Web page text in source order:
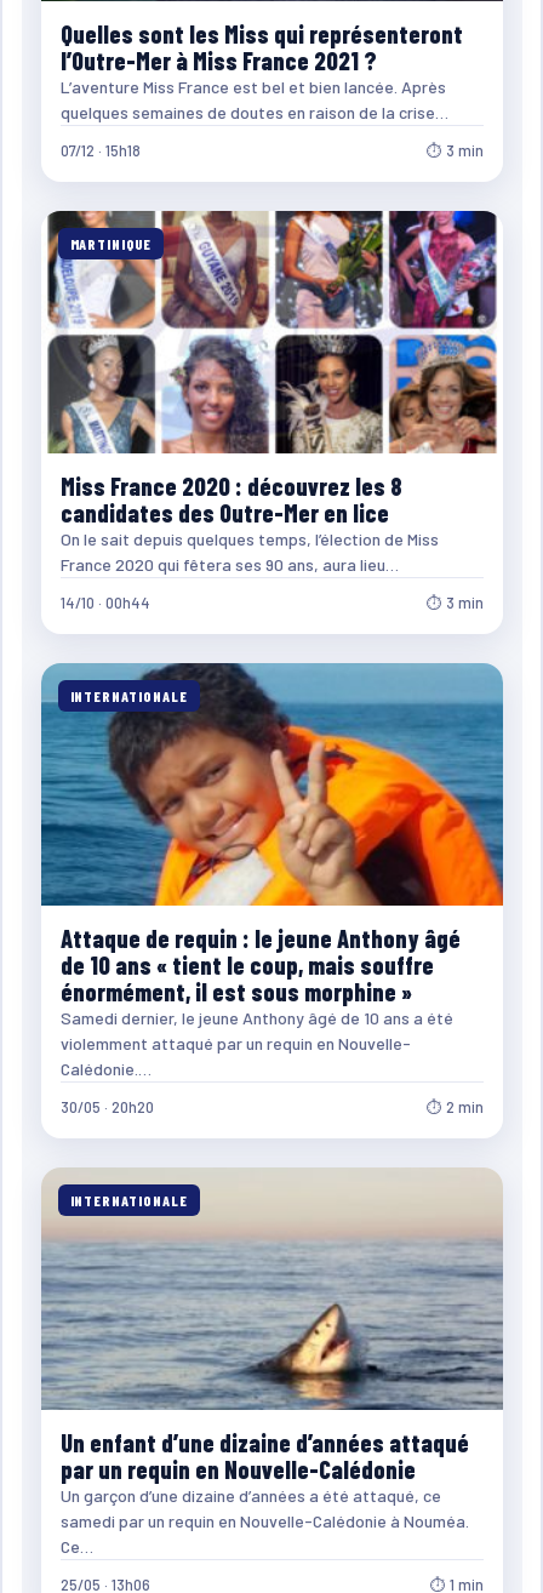
Quelles sont les Miss qui représenteront
l’Outre-Mer à Miss France 2021 ?
L’aventure Miss France est bel et bien lancée. Après
quelques semaines de doutes en raison de la crise…
07/12 · 15h18 ⏱ 3 min
MARTINIQUE
Miss France 2020 : découvrez les 8
candidates des Outre-Mer en lice
On le sait depuis quelques temps, l’élection de Miss
France 2020 qui fêtera ses 90 ans, aura lieu…
14/10 · 00h44 ⏱ 3 min
INTERNATIONALE
Attaque de requin : le jeune Anthony âgé
de 10 ans « tient le coup, mais souffre
énormément, il est sous morphine »
Samedi dernier, le jeune Anthony âgé de 10 ans a été
violemment attaqué par un requin en Nouvelle-
Calédonie.…
30/05 · 20h20 ⏱ 2 min
INTERNATIONALE
Un enfant d’une dizaine d’années attaqué
par un requin en Nouvelle-Calédonie
Un garçon d’une dizaine d’années a été attaqué, ce
samedi par un requin en Nouvelle-Calédonie à Nouméa.
Ce…
25/05 · 13h06 ⏱ 1 min